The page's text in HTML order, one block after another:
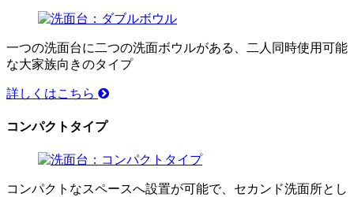
一つの洗面台に二つの洗面ボウルがある、二人同時使用可能
な大家族向きのタイプ
詳しくはこちら
コンパクトタイプ
コンパクトなスペースへ設置が可能で、セカンド洗面所とし